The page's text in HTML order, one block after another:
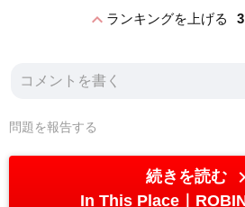
expand_lessランキングを上げる 3
問題を報告する
続きを読む chevron_right
In This Place